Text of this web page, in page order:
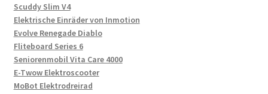
Scuddy Slim V4
Elektrische Einräder von Inmotion
Evolve Renegade Diablo
Fliteboard Series 6
Seniorenmobil Vita Care 4000
E-Twow Elektroscooter
MoBot Elektrodreirad